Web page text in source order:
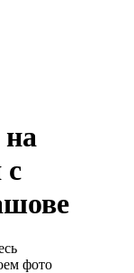
на
с
фото